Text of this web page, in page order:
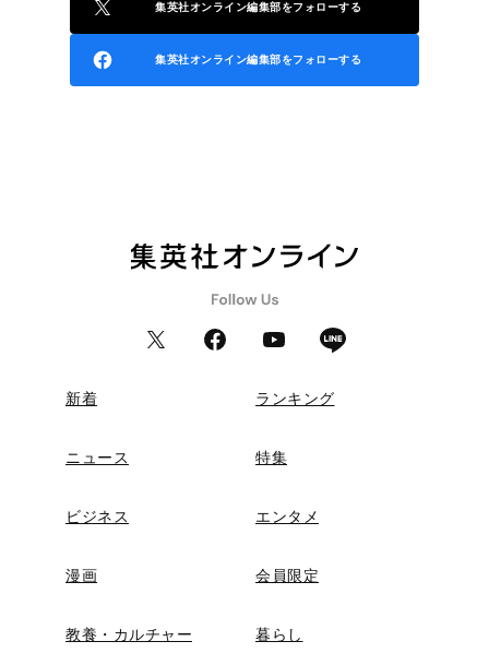
集英社オンライン編集部をフォローする
集英社オンライン編集部をフォローする
新着 ランキング
ニュース 特集
ビジネス エンタメ
漫画 会員限定
教養・カルチャー 暮らし